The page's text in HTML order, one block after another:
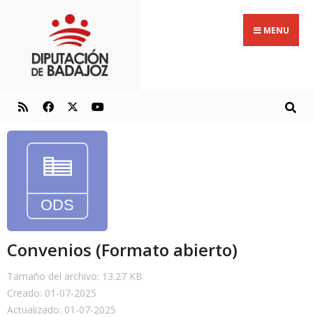
MENU
Convenios (Formato abierto)
Tamaño del archivo: 13.27 KB
Creado: 01-07-2025
Actualizado: 01-07-2025